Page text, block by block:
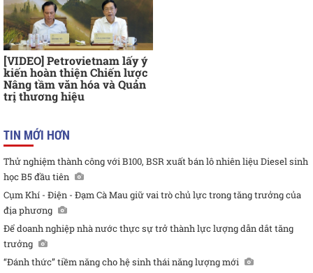
[VIDEO] Petrovietnam lấy ý
kiến hoàn thiện Chiến lược
Nâng tầm văn hóa và Quản
trị thương hiệu
TIN MỚI HƠN
Thử nghiệm thành công với B100, BSR xuất bán lô nhiên liệu Diesel sinh
học B5 đầu tiên
Cụm Khí - Điện - Đạm Cà Mau giữ vai trò chủ lực trong tăng trưởng của
địa phương
Để doanh nghiệp nhà nước thực sự trở thành lực lượng dẫn dắt tăng
trưởng
“Đánh thức” tiềm năng cho hệ sinh thái năng lượng mới